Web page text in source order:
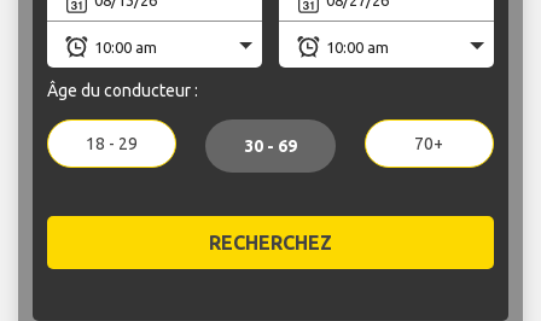
Âge du conducteur :
18 - 29 30 - 69 70+
RECHERCHEZ